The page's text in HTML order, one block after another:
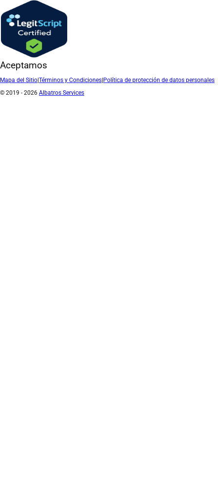
Aceptamos
Mapa del Sitio|Términos y Condiciones|Política de protección de datos personales
© 2019 - 2026 Albatros Services